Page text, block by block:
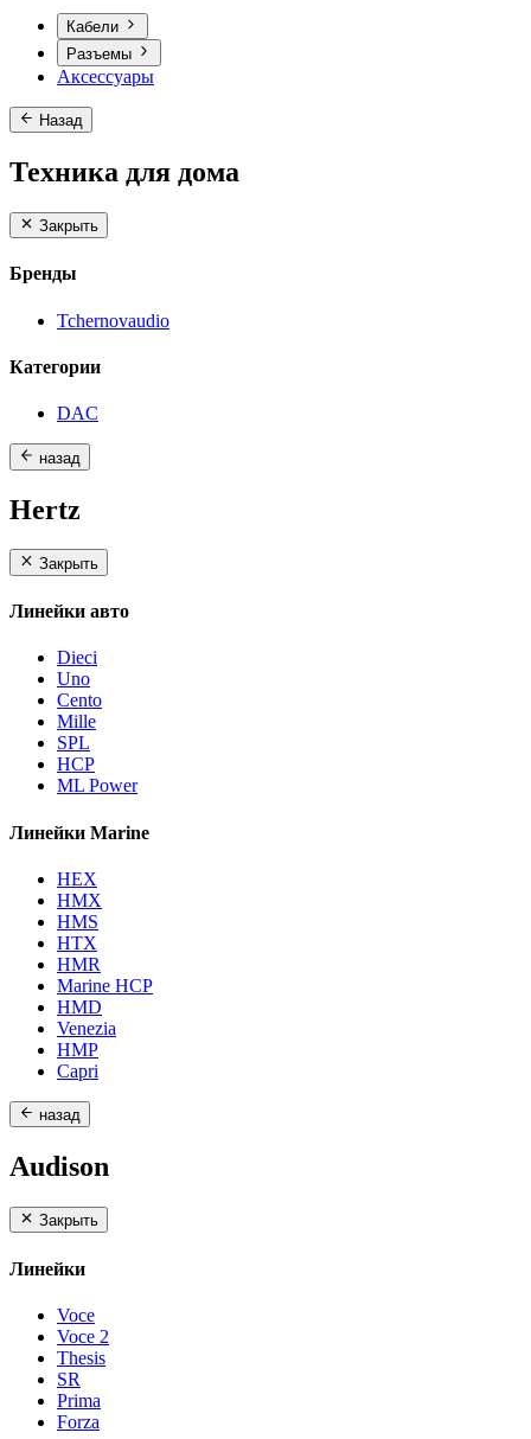
Кабели
Разъемы
Аксессуары
Назад
Техника для дома
Закрыть
Бренды
Tchernovaudio
Категории
DAC
назад
Hertz
Закрыть
Линейки авто
Dieci
Uno
Cento
Mille
SPL
HCP
ML Power
Линейки Marine
HEX
HMX
HMS
HTX
HMR
Marine HCP
HMD
Venezia
HMP
Capri
назад
Audison
Закрыть
Линейки
Voce
Voce 2
Thesis
SR
Prima
Forza